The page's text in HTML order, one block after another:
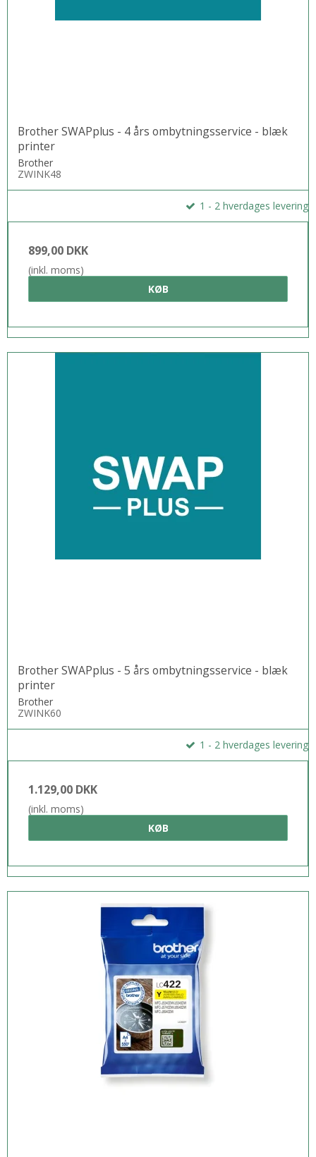
Brother SWAPplus - 4 års ombytningsservice - blæk
printer
Brother
ZWINK48
1 - 2 hverdages levering
899,00 DKK
(inkl. moms)
KØB
Brother SWAPplus - 5 års ombytningsservice - blæk
printer
Brother
ZWINK60
1 - 2 hverdages levering
1.129,00 DKK
(inkl. moms)
KØB